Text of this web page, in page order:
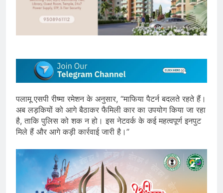
पलामू एसपी रीष्मा रमेशन के अनुसार, “माफिया पैटर्न बदलते रहते हैं।
अब लड़कियों को आगे बैठाकर फैमिली कार का उपयोग किया जा रहा
है, ताकि पुलिस को शक न हो। इस नेटवर्क के कई महत्वपूर्ण इनपुट
मिले हैं और आगे कड़ी कार्रवाई जारी है।”